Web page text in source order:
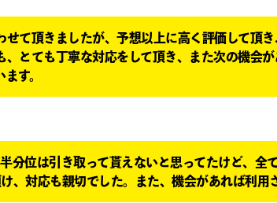
せて頂きましたが、予想以上に高く評価して頂き
、とても丁寧な対応をして頂き、また次の機会
す。
分位は引き取って貰えないと思ってたけど、全
、対応も親切でした。また、機会があれば利用